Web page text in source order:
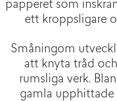
papperet som
ett kroppsligare
Småningom
att knyta tråd
rumsliga verk.
gamla